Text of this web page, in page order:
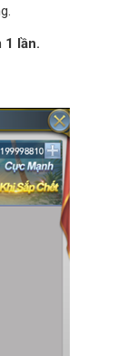
1 lần.